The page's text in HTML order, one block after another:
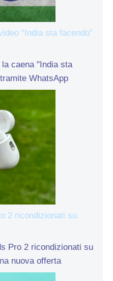
“India sta facendo”
caena "India sta
WhatsApp
2 ricondizionati su
Pro 2 ricondizionati su
nuova offerta